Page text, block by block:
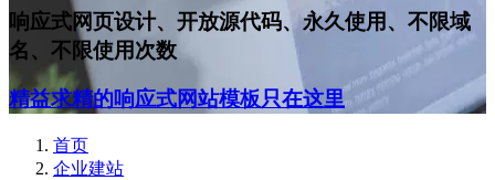
响应式网页设计、开放源代码、永久使用、不限域
名、不限使用次数
精益求精的响应式网站模板只在这里
首页
企业建站